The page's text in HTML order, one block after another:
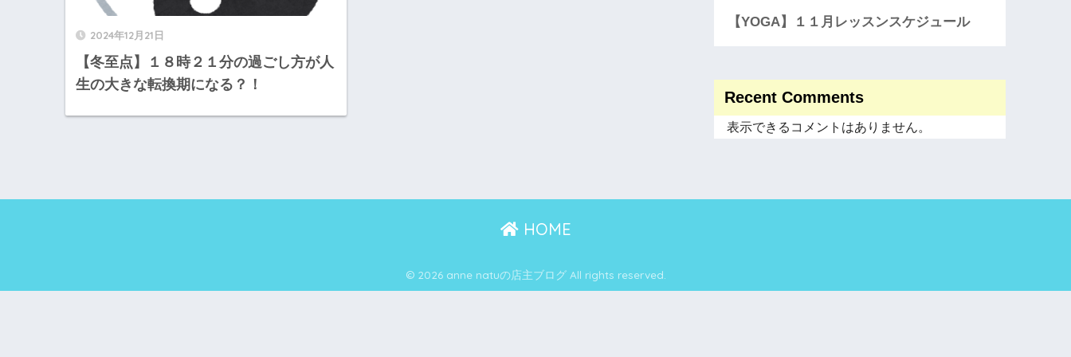
2024年12月21日
【冬至点】１８時２１分の過ごし方が人
生の大きな転換期になる？！
【YOGA】１１月レッスンスケジュール
Recent Comments
表示できるコメントはありません。
HOME
© 2026 anne natuの店主ブログ All rights reserved.